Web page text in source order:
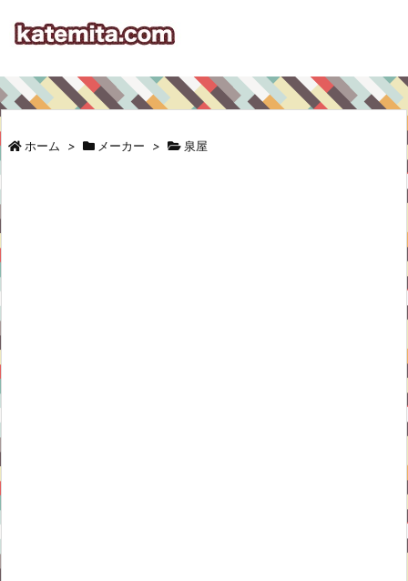
ホーム > メーカー > 泉屋